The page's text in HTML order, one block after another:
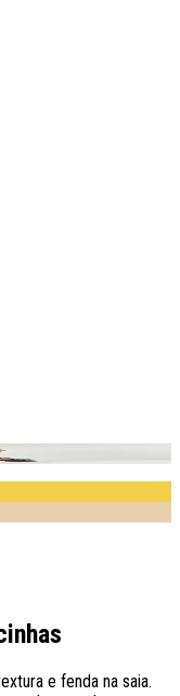
e fenda na saia.